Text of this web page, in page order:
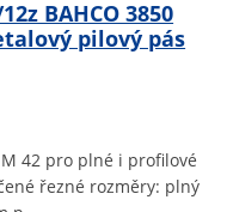
BAHCO 3850
pilový pás
42 pro plné i profilové
řezné rozměry: plný